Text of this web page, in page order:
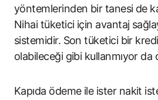
yöntemlerinden bir tanesi de
Nihai tüketici için avantaj
sistemidir. Son tüketici bir
olabileceği gibi kullanmıyor da
Kapıda ödeme ile ister nakit